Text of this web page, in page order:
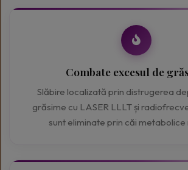
Combate excesul de
Slăbire localizată prin distrugerea
grăsime cu LASER LLLT și
sunt eliminate prin căi metabolice